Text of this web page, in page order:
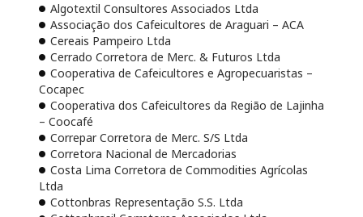
Algotextil Consultores Associados Ltda
Associação dos Cafeicultores de Araguari – ACA
Cereais Pampeiro Ltda
Cerrado Corretora de Merc. & Futuros Ltda
Cooperativa de Cafeicultores e Agropecuaristas –
Cocapec
Cooperativa dos Cafeicultores da Região de Lajinha
– Coocafé
Correpar Corretora de Merc. S/S Ltda
Corretora Nacional de Mercadorias
Costa Lima Corretora de Commodities Agrícolas
Ltda
Cottonbras Representação S.S. Ltda